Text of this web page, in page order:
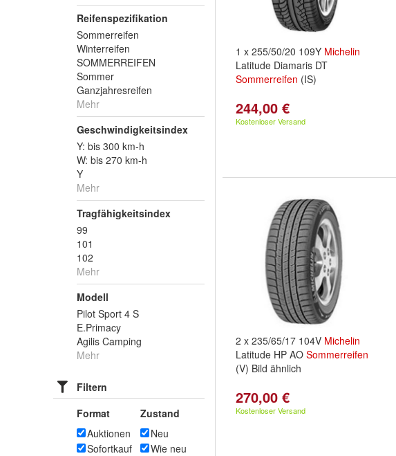
Reifenspezifikation
Sommerreifen
Winterreifen
SOMMERREIFEN
Sommer
Ganzjahresreifen
Mehr
Geschwindigkeitsindex
Y: bis 300 km-h
W: bis 270 km-h
Y
Mehr
Tragfähigkeitsindex
99
101
102
Mehr
Modell
Pilot Sport 4 S
E.Primacy
Agilis Camping
Mehr
Filtern
Format
Auktionen
Sofortkauf
Zustand
Neu
Wie neu
1 x 255/50/20 109Y Michelin
Latitude Diamaris DT
Sommerreifen (IS)
244,00 €
Kostenloser Versand
2 x 235/65/17 104V Michelin
Latitude HP AO Sommerreifen
(V) Bild ähnlich
270,00 €
Kostenloser Versand